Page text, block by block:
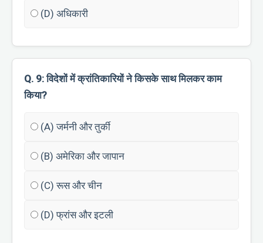
(D) अधिकारी
Q. 9: विदेशों में क्रांतिकारियों ने किसके साथ मिलकर काम
किया?
(A) जर्मनी और तुर्की
(B) अमेरिका और जापान
(C) रूस और चीन
(D) फ्रांस और इटली